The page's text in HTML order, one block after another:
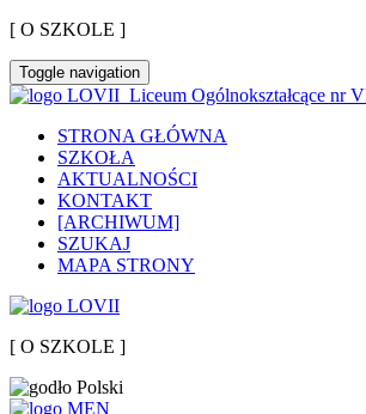
[ O SZKOLE ]
Toggle navigation
Liceum Ogólnokształcące nr
STRONA GŁÓWNA
SZKOŁA
AKTUALNOŚCI
KONTAKT
[ARCHIWUM]
SZUKAJ
MAPA STRONY
[ O SZKOLE ]